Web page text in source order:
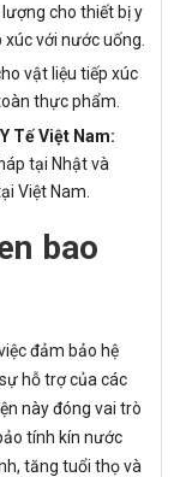
cho thiết bị y
với nước uống.
vật liệu tiếp xúc
thực phẩm.
Tế Việt Nam:
tại Nhật và
Việt Nam.
bao
đảm bảo hệ
hỗ trợ của các
này đóng vai trò
tính kín nước
tăng tuổi thọ và